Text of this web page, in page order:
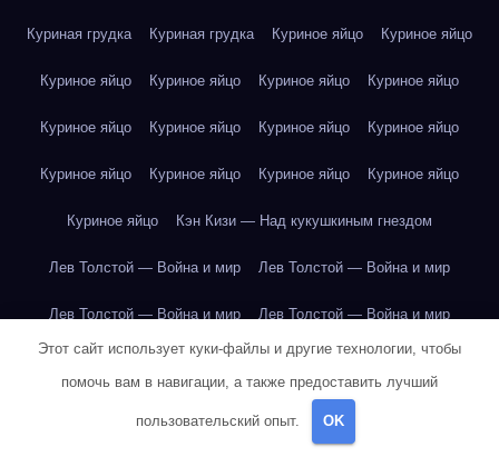
Куриная грудка Куриная грудка Куриное яйцо Куриное яйцо
Куриное яйцо Куриное яйцо Куриное яйцо Куриное яйцо
Куриное яйцо Куриное яйцо Куриное яйцо Куриное яйцо
Куриное яйцо Куриное яйцо Куриное яйцо Куриное яйцо
Куриное яйцо Кэн Кизи — Над кукушкиным гнездом
Лев Толстой — Война и мир Лев Толстой — Война и мир
Лев Толстой — Война и мир Лев Толстой — Война и мир
Лев Толстой — Война и мир Лев Толстой — Война и мир
Лев Толстой — Война и мир
Этот сайт использует куки-файлы и другие технологии, чтобы
помочь вам в навигации, а также предоставить лучший
пользовательский опыт. OK